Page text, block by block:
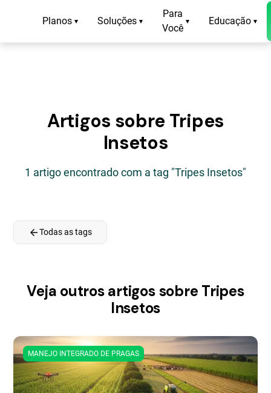
Planos ▾ Soluções ▾
Para
Você
▾ Educação ▾
Artigos sobre Tripes
Insetos
1 artigo encontrado com a tag "Tripes Insetos"
arrow_backTodas as tags
Veja outros artigos sobre Tripes
Insetos
MANEJO INTEGRADO DE PRAGAS